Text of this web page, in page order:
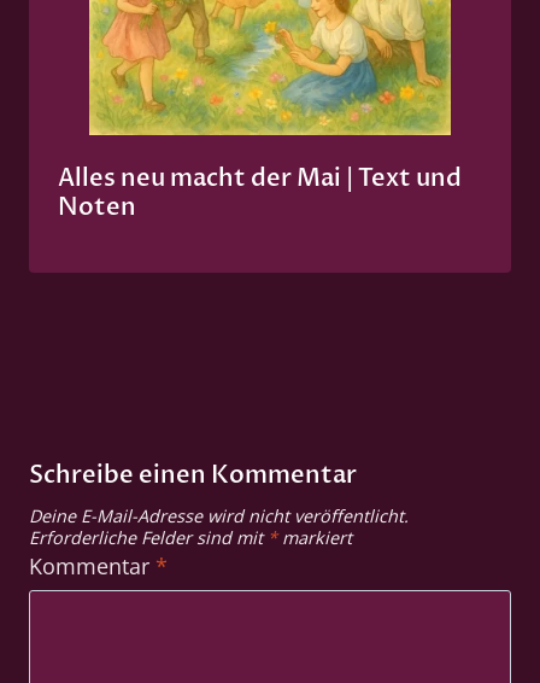
Alles neu macht der Mai | Text und
Noten
Schreibe einen Kommentar
Deine E-Mail-Adresse wird nicht veröffentlicht.
Erforderliche Felder sind mit *markiert
Kommentar *